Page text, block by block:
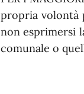
propria volontà
non esprimersi
comunale o